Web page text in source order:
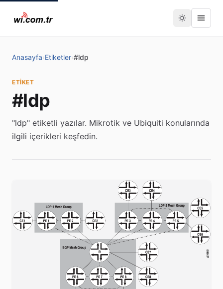
Anasayfa›Etiketler›#ldp
ETIKET
#ldp
"ldp" etiketli yazılar. Mikrotik ve Ubiquiti konularında
ilgili içerikleri keşfedin.